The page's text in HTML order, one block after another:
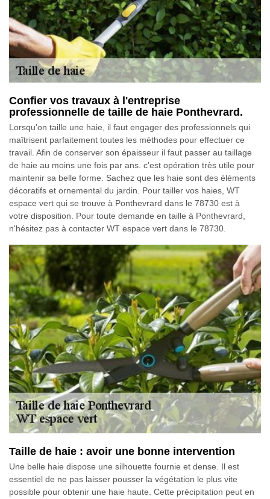
Confier vos travaux à l'entreprise
professionnelle de taille de haie Ponthevrard.
Lorsqu'on taille une haie, il faut engager des professionnels qui
maîtrisent parfaitement toutes les méthodes pour effectuer ce
travail. Afin de conserver son épaisseur il faut passer au taillage
de haie au moins une fois par ans. c'est opération très utile pour
maintenir sa belle forme. Sachez que les haie sont des éléments
décoratifs et ornemental du jardin. Pour tailler vos haies, WT
espace vert qui se trouve à Ponthevrard dans le 78730 est à
votre disposition. Pour toute demande en taille à Ponthevrard,
n'hésitez pas à contacter WT espace vert dans le 78730.
Taille de haie : avoir une bonne intervention
Une belle haie dispose une silhouette fournie et dense. Il est
essentiel de ne pas laisser pousser la végétation le plus vite
possible pour obtenir une haie haute. Cette précipitation peut en